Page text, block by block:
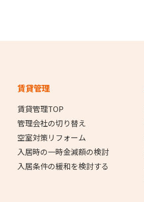
賃貸管理
賃貸管理TOP
管理会社の切り替え
空室対策リフォーム
入居時の一時金減額の検討
入居条件の緩和を検討する